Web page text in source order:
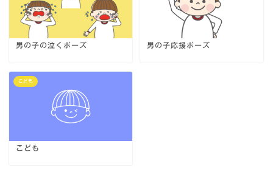
男の子の泣くポーズ 男の子応援ポーズ
こども
こども